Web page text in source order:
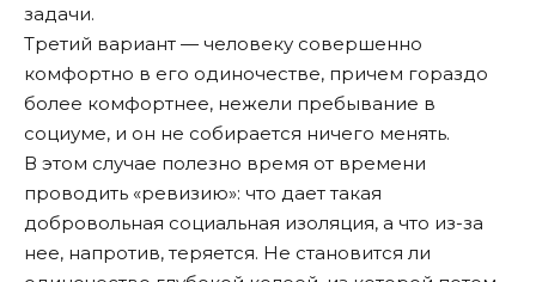
задачи.
Третий вариант — человеку совершенно
комфортно в его одиночестве, причем гораздо
более комфортнее, нежели пребывание в
социуме, и он не собирается ничего менять.
В этом случае полезно время от времени
проводить «ревизию»: что дает такая
добровольная социальная изоляция, а что из-за
нее, напротив, теряется. Не становится ли